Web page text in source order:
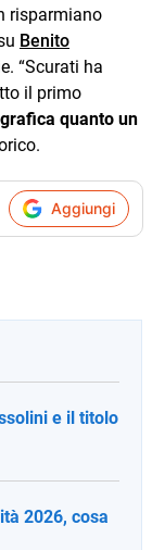
risparmiano
Benito
“Scurati ha
il primo
quanto un
Aggiungi
e il titolo
2026, cosa